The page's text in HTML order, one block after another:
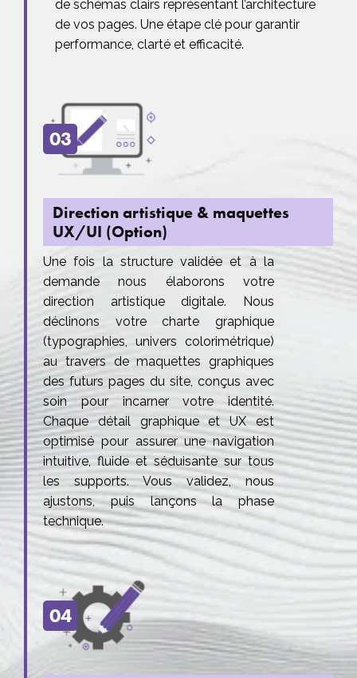
de schémas clairs représentant l’architecture
de vos pages. Une étape clé pour garantir
performance, clarté et efficacité.
03
Direction artistique & maquettes
UX/UI (Option)
Une fois la structure validée et à la
demande nous élaborons votre
direction artistique digitale. Nous
déclinons votre charte graphique
(typographies, univers colorimétrique)
au travers de maquettes graphiques
des futurs pages du site, conçus avec
soin pour incarner votre identité.
Chaque détail graphique et UX est
optimisé pour assurer une navigation
intuitive, fluide et séduisante sur tous
les supports. Vous validez, nous
ajustons, puis lançons la phase
technique.
04